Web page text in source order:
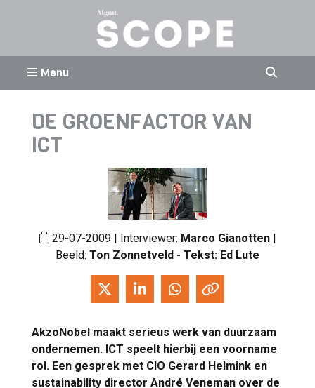
Menu
DE GROENFACTOR VAN
ICT
29-07-2009 | Interviewer: Marco Gianotten |
Beeld: Ton Zonnetveld - Tekst: Ed Lute
AkzoNobel maakt serieus werk van duurzaam
ondernemen. ICT speelt hierbij een voorname
rol. Een gesprek met CIO Gerard Helmink en
sustainability director André Veneman over de